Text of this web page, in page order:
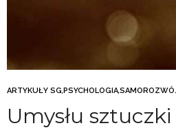
ARTYKUŁY SG,PSYCHOLOGIA,
Umysłu